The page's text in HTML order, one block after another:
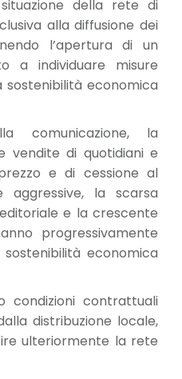
della rete di
alla diffusione dei
l’apertura di un
a individuare misure
economica
comunicazione, la
vendite di quotidiani e
e di cessione al
aggressive, la scarsa
e la crescente
progressivamente
economica
condizioni contrattuali
distribuzione locale,
ulteriormente la rete